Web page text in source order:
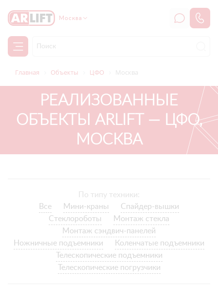
Москва
Главная Объекты ЦФО Москва
РЕАЛИЗОВАННЫЕ
ОБЪЕКТЫ ARLIFT — ЦФО,
МОСКВА
По типу техники:
Все
Мини-краны
Спайдер-вышки
Стеклороботы
Монтаж стекла
Монтаж сэндвич-панелей
Ножничные подъемники
Коленчатые подъемники
Телескопические подъемники
Телескопические погрузчики